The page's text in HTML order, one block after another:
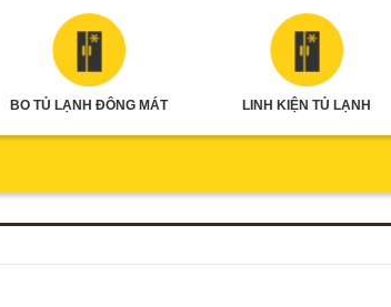
BO TỦ LẠNH ĐÔNG MÁT LINH KIỆN TỦ LẠNH